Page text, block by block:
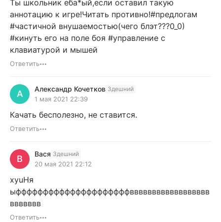
Ты школьник еба*ый,если оставил такую
аннотацию к игре!Читать противно!#предлогам
#частичной внушаемостью(чего блэт???0_0)
#кинуть его на поле боя #управление с
клавиатурой и мышей
Ответить
А Александр Кочетков Здешний
1 мая 2021 22:39
Качать бесполезно, не ставится.
Ответить
В Вася Здешний
20 мая 2021 22:12
xyuHя
ыфффффффффффффффффффффвввввввввввввввввв
ввввввв
Ответить